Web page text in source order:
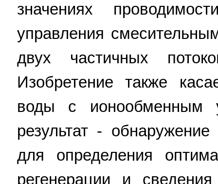
значениях
управления
двух частичных
Изобретение также
воды с ионообменным
результат -
для определения
регенерации и